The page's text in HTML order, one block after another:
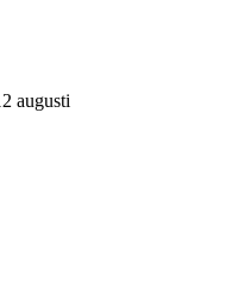
augusti